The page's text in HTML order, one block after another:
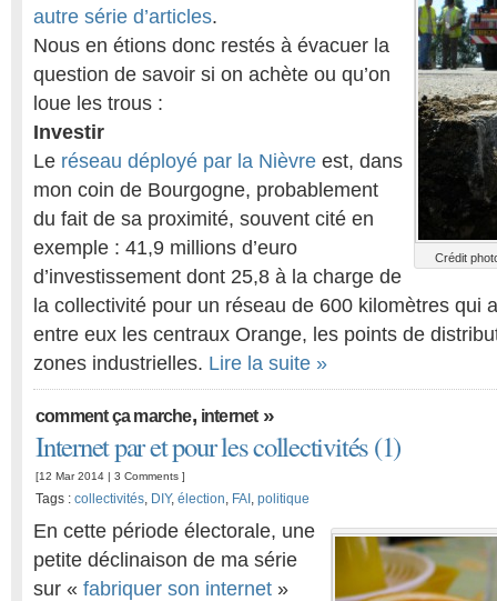
Crédit
autre série d’articles.
Nous en étions donc restés à évacuer la
question de savoir si on achète ou qu’on
loue les trous :
Investir
Le réseau déployé par la Nièvre est, dans
mon coin de Bourgogne, probablement
du fait de sa proximité, souvent cité en
exemple : 41,9 millions d’euro
d’investissement dont 25,8 à la charge de
la collectivité pour un réseau de 600 kilomètres qui
entre eux les centraux Orange, les points de
zones industrielles. Lire la suite »
comment ça marche, internet»
Internet par et pour les collectivités (1)
[12 Mar 2014 | 3 Comments ]
Tags : collectivités, DIY, élection, FAI , politique
En cette période électorale, une
petite déclinaison de ma série
sur « fabriquer son internet »